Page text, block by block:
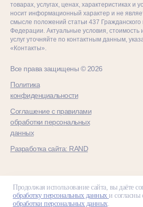
Продолжая использование сайта, вы даёте
обработку персональных данных и согласны
обработки персональных данных.
товарах, услугах, ценах, характеристиках и
носит информационный характер и не
смысле положений статьи 437 Гражданского
Федерации. Актуальные условия, стоимость
услуг уточняйте по контактным данным,
«Контакты».
Все права защищены © 2026
Политика
конфиденциальности
Соглашение с правилами
обработки персональных
данных
Разработка сайта: RAND